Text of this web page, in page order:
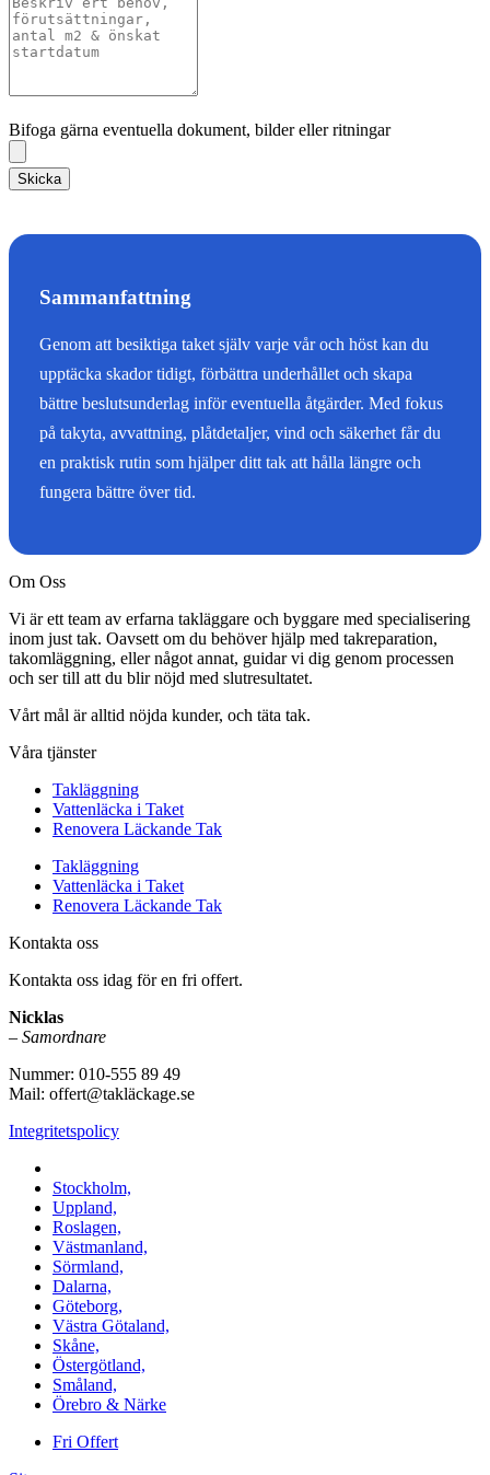
Bifoga gärna eventuella dokument, bilder eller ritningar
Skicka
Sammanfattning
Genom att besiktiga taket själv varje vår och höst kan du
upptäcka skador tidigt, förbättra underhållet och skapa
bättre beslutsunderlag inför eventuella åtgärder. Med fokus
på takyta, avvattning, plåtdetaljer, vind och säkerhet får du
en praktisk rutin som hjälper ditt tak att hålla längre och
fungera bättre över tid.
Om Oss
Vi är ett team av erfarna takläggare och byggare med specialisering
inom just tak. Oavsett om du behöver hjälp med takreparation,
takomläggning, eller något annat, guidar vi dig genom processen
och ser till att du blir nöjd med slutresultatet.
Vårt mål är alltid nöjda kunder, och täta tak.
Våra tjänster
Takläggning
Vattenläcka i Taket
Renovera Läckande Tak
Takläggning
Vattenläcka i Taket
Renovera Läckande Tak
Kontakta oss
Kontakta oss idag för en fri offert.
Nicklas
– Samordnare
Nummer: 010-555 89 49
Mail: offert@takläckage.se
Integritetspolicy
Stockholm,
Uppland,
Roslagen,
Västmanland,
Sörmland,
Dalarna,
Göteborg,
Västra Götaland,
Skåne,
Östergötland,
Småland,
Örebro & Närke
Fri Offert